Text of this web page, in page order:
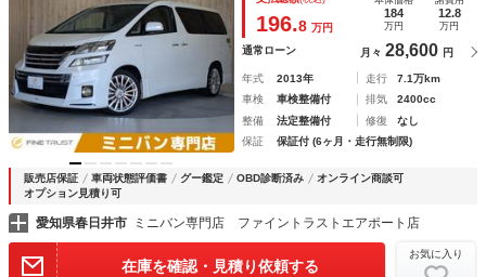
ア 全方位カメラ 禁煙車 クルーズコントロール クリアラ
ンスソナー 本革シート パワーシート
196.8 万円
184
万円
12.8
万円
通常ローン 月々 28,600 円
年式 2013年 走行
7.1万km
車検
車検整備付 排気
2400cc
整備
法定整備付 修復
なし
保証
保証付 (6ヶ月・走行無制限)
販売店保証 車両状態評価書 グー鑑定 OBD診断済み
オンライン商談可
オプション見積り可
愛知県春日井市 ミニバン専門店 ファイントラストエアポート店
在庫を確認・見積り依頼する
お気に入り